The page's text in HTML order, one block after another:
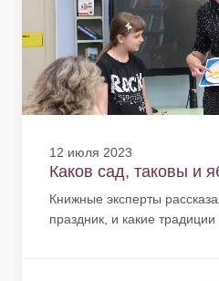
12 июля 2023
Каков сад, таковы и
Книжные эксперты
праздник, и какие традиции